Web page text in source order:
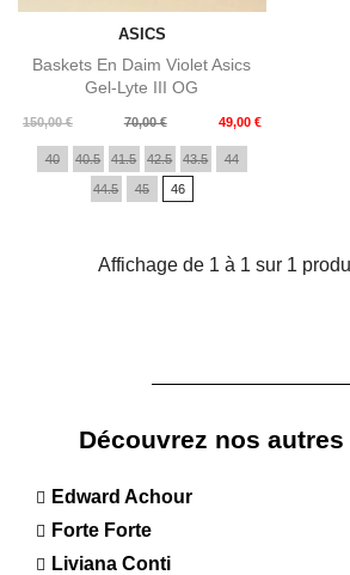
ASICS
Baskets En Daim Violet Asics
Gel-Lyte III OG
150,00 €
Prix
70,00 € 49,00 €
Prix
40 40.5 41.5 42.5 43.5 44
44.5 45 46
Affichage de 1 à 1 sur 1
Découvrez nos
Edward Achour
Forte Forte
Liviana Conti